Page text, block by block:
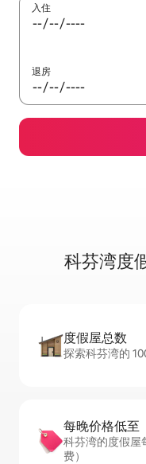
入住
退房
科芬湾度
度假屋总数
探索科芬湾的
每晚价格低至
科芬湾的度假屋
费）